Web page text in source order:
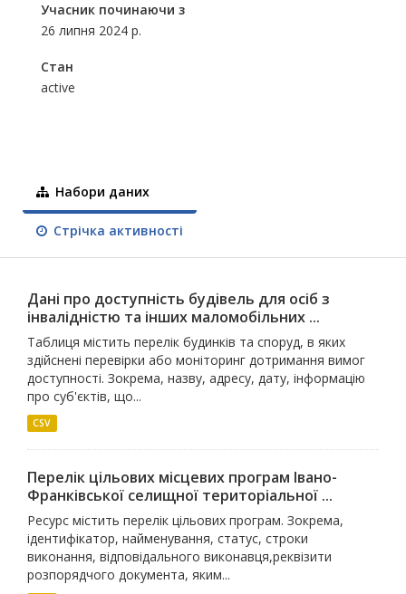
Учасник починаючи з
26 липня 2024 р.
Стан
active
Набори даних
Стрічка активності
Дані про доступність будівель для осіб з
інвалідністю та інших маломобільних ...
Таблиця містить перелік будинків та споруд, в яких
здійснені перевірки або моніторинг дотримання вимог
доступності. Зокрема, назву, адресу, дату, інформацію
про суб'єктів, що...
CSV
Перелік цільових місцевих програм Івано-
Франківської селищної територіальної ...
Ресурс містить перелік цільових програм. Зокрема,
ідентифікатор, найменування, статус, строки
виконання, відповідального виконавця,реквізити
розпорядчого документа, яким...